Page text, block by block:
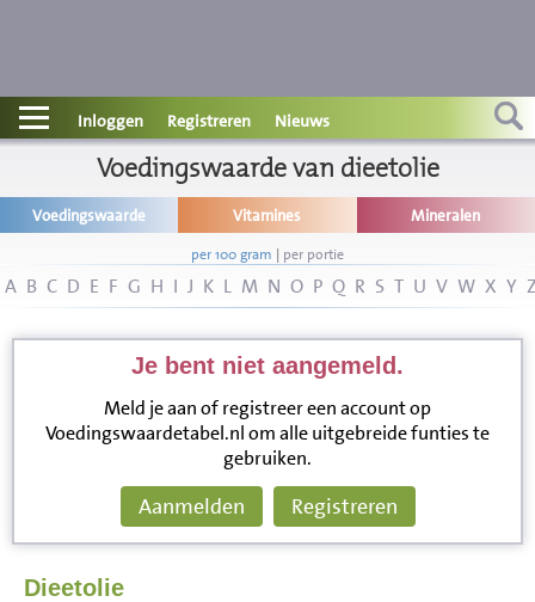
Contact
Informatie
Disclaimer
Inloggen Registreren Nieuws
Voedingswaarde van dieetolie
Voedingswaarde Vitamines Mineralen
per 100 gram | per portie
A B C D E F G H I J K L M N O P Q R S T U V W X Y
Je bent niet aangemeld.
Meld je aan of registreer een account op
Voedingswaardetabel.nl om alle uitgebreide funties te
gebruiken.
Aanmelden Registreren
Dieetolie